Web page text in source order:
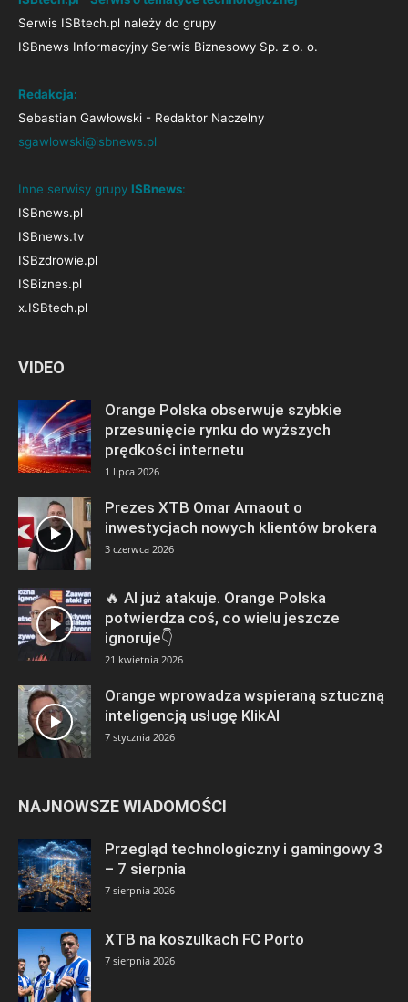
Serwis ISBtech.pl należy do grupy
ISBnews Informacyjny Serwis Biznesowy Sp. z o. o.
Redakcja:
Sebastian Gawłowski - Redaktor Naczelny
sgawlowski@isbnews.pl
Inne serwisy grupy ISBnews:
ISBnews.pl
ISBnews.tv
ISBzdrowie.pl
ISBiznes.pl
x.ISBtech.pl
VIDEO
Orange Polska obserwuje szybkie
przesunięcie rynku do wyższych
prędkości internetu
1 lipca 2026
Prezes XTB Omar Arnaout o
inwestycjach nowych klientów brokera
3 czerwca 2026
🔥 AI już atakuje. Orange Polska
potwierdza coś, co wielu jeszcze
ignoruje👇
21 kwietnia 2026
Orange wprowadza wspieraną sztuczną
inteligencją usługę KlikAI
7 stycznia 2026
NAJNOWSZE WIADOMOŚCI
Przegląd technologiczny i gamingowy 3
– 7 sierpnia
7 sierpnia 2026
XTB na koszulkach FC Porto
7 sierpnia 2026